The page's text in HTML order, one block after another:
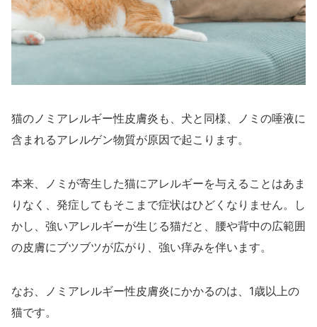
猫のノミアレルギー性皮膚炎も、犬と同様、ノミの唾液に
含まれるアレルゲン物質が原因で起こります。
本来、ノミが寄生した猫にアレルギーを与えることはあま
りなく、発症してもそこまで症状はひどくなりません。し
かし、強いアレルギーが生じる猫だと、腰や背中の広範囲
の皮膚にブツブツが広がり、強い痒みを伴います。
なお、ノミアレルギー性皮膚炎にかかるのは、1歳以上の
猫です。